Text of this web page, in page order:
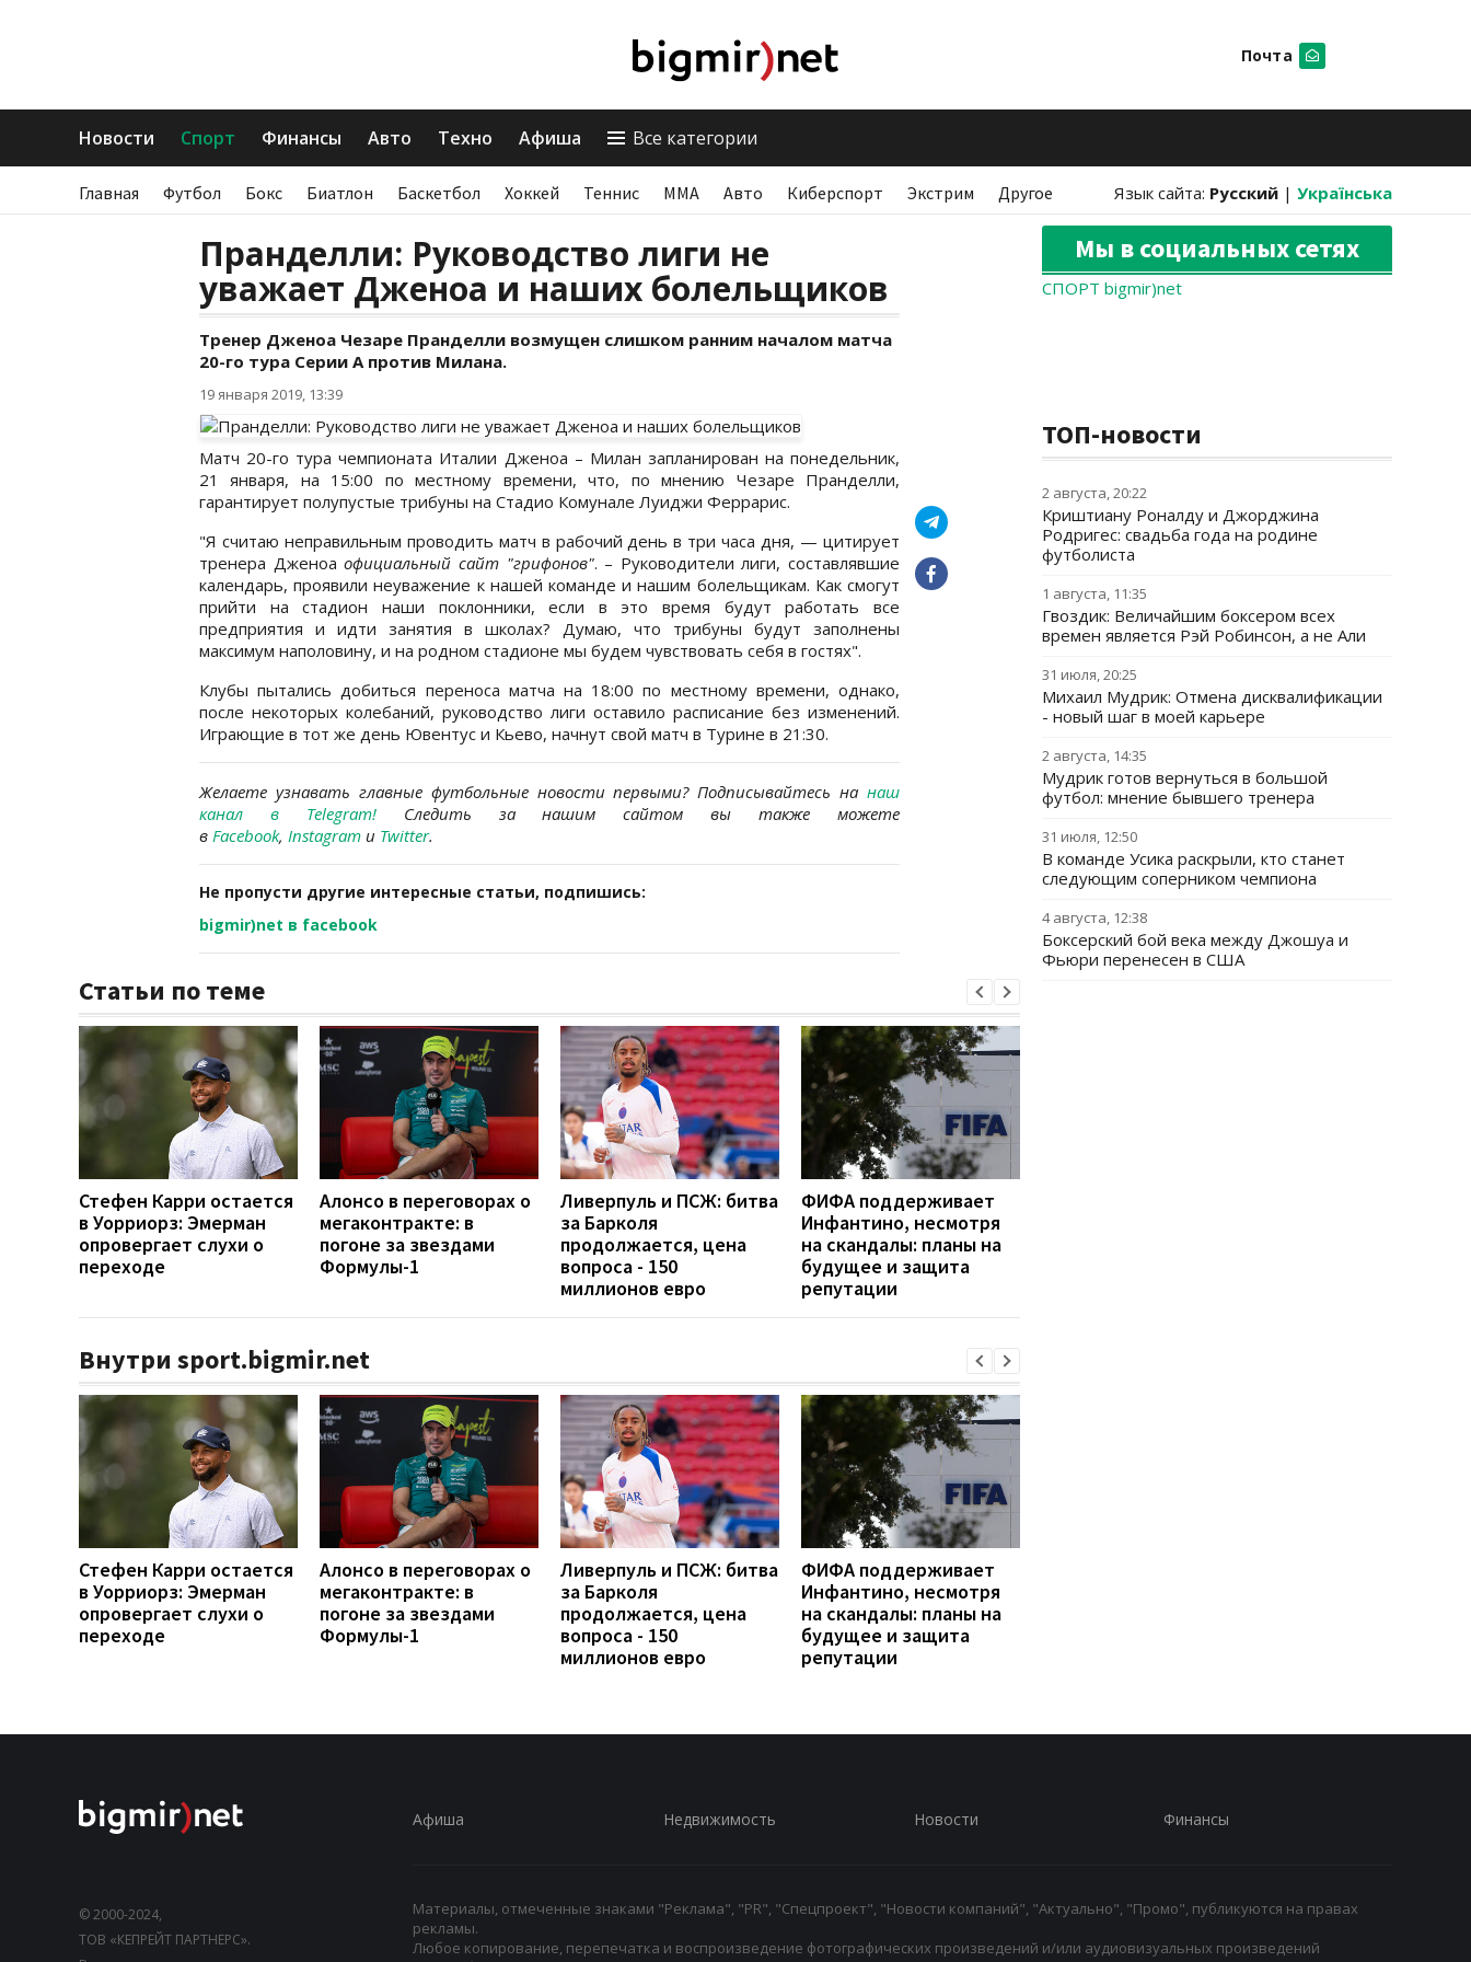
Почта
Новости Спорт Финансы Авто Техно Афиша Все категории
Главная Футбол Бокс Биатлон Баскетбол Хоккей Теннис ММА Авто Киберспорт Экстрим Другое Язык сайта: Русский | Українська
Пранделли: Руководство лиги не
уважает Дженоа и наших болельщиков
Тренер Дженоа Чезаре Пранделли возмущен слишком ранним началом матча
20-го тура Серии А против Милана.
19 января 2019, 13:39
Матч 20-го тура чемпионата Италии Дженоа – Милан запланирован на понедельник,
21 января, на 15:00 по местному времени, что, по мнению Чезаре Пранделли,
гарантирует полупустые трибуны на Стадио Комунале Луиджи Феррарис.
"Я считаю неправильным проводить матч в рабочий день в три часа дня, — цитирует
тренера Дженоаофициальный сайт "грифонов". – Руководители лиги, составлявшие
календарь, проявили неуважение к нашей команде и нашим болельщикам. Как смогут
прийти на стадион наши поклонники, если в это время будут работать все
предприятия и идти занятия в школах? Думаю, что трибуны будут заполнены
максимум наполовину, и на родном стадионе мы будем чувствовать себя в гостях".
Клубы пытались добиться переноса матча на 18:00 по местному времени, однако,
после некоторых колебаний, руководство лиги оставило расписание без изменений.
Играющие в тот же день Ювентус и Кьево, начнут свой матч в Турине в 21:30.
Желаете узнавать главные футбольные новости первыми? Подписывайтесь на наш
канал в Telegram!
Следить за нашим сайтом вы также можете
в Facebook, Instagram и Twitter.
Не пропусти другие интересные статьи, подпишись:
bigmir)net в facebook
Статьи по теме
Стефен Карри остается
в Уорриорз: Эмерман
опровергает слухи о
переходе
Алонсо в переговорах о
мегаконтракте: в
погоне за звездами
Формулы-1
Ливерпуль и ПСЖ: битва
за Барколя
продолжается, цена
вопроса - 150
миллионов евро
ФИФА поддерживает
Инфантино, несмотря
на скандалы: планы на
будущее и защита
репутации
Внутри sport.bigmir.net
Стефен Карри остается
в Уорриорз: Эмерман
опровергает слухи о
переходе
Алонсо в переговорах о
мегаконтракте: в
погоне за звездами
Формулы-1
Ливерпуль и ПСЖ: битва
за Барколя
продолжается, цена
вопроса - 150
миллионов евро
ФИФА поддерживает
Инфантино, несмотря
на скандалы: планы на
будущее и защита
репутации
Мы в социальных сетях
СПОРТ bigmir)net
ТОП-новости
2 августа, 20:22
Криштиану Роналду и Джорджина
Родригес: свадьба года на родине
футболиста
1 августа, 11:35
Гвоздик: Величайшим боксером всех
времен является Рэй Робинсон, а не Али
31 июля, 20:25
Михаил Мудрик: Отмена дисквалификации
- новый шаг в моей карьере
2 августа, 14:35
Мудрик готов вернуться в большой
футбол: мнение бывшего тренера
31 июля, 12:50
В команде Усика раскрыли, кто станет
следующим соперником чемпиона
4 августа, 12:38
Боксерский бой века между Джошуа и
Фьюри перенесен в США
© 2000-2024,
ТОВ «КЕПРЕЙТ ПАРТНЕРС».
Афиша Недвижимость Новости Финансы
Материалы, отмеченные знаками "Реклама", "PR", "Спецпроект", "Новости компаний", "Актуально", "Промо", публикуются на правах
рекламы.
Любое копирование, перепечатка и воспроизведение фотографических произведений и/или аудиовизуальных произведений